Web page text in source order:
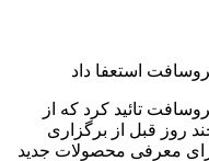
استعفا داد
تائید کرد که از
روز قبل از برگزاری
معرفی محصولات جدید